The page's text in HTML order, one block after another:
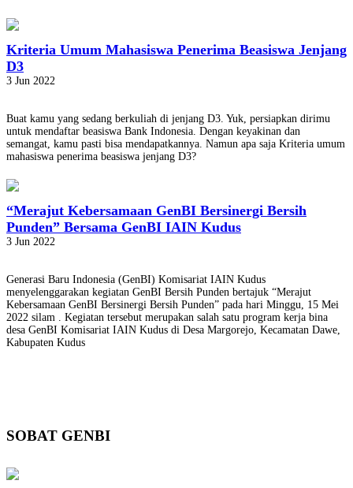
Kriteria Umum Mahasiswa Penerima Beasiswa Jenjang
D3
3 Jun 2022
Buat kamu yang sedang berkuliah di jenjang D3. Yuk, persiapkan dirimu
untuk mendaftar beasiswa Bank Indonesia. Dengan keyakinan dan
semangat, kamu pasti bisa mendapatkannya. Namun apa saja Kriteria umum
mahasiswa penerima beasiswa jenjang D3?
“Merajut Kebersamaan GenBI Bersinergi Bersih
Punden” Bersama GenBI IAIN Kudus
3 Jun 2022
Generasi Baru Indonesia (GenBI) Komisariat IAIN Kudus
menyelenggarakan kegiatan GenBI Bersih Punden bertajuk “Merajut
Kebersamaan GenBI Bersinergi Bersih Punden” pada hari Minggu, 15 Mei
2022 silam . Kegiatan tersebut merupakan salah satu program kerja bina
desa GenBI Komisariat IAIN Kudus di Desa Margorejo, Kecamatan Dawe,
Kabupaten Kudus
SOBAT GENBI